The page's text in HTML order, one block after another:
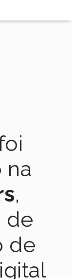
na
,
de
de